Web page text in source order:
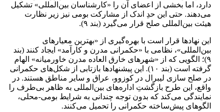
دارد، اما بخشی از اعضای آن را «کارشناسان بین‌المللی» تشکیل
می‌دهند. حتی این حدِ اندک از مشارکت بومی نیز زیر نظارت
هیئت بین‌المللی صلح قرار می‌گیرد (بند ۹).
این نهادها قرار است با بهره‌گیری از «بهترین معیارهای
بین‌المللی»، نظامی با «حکمرانی مدرن و کارآمد» ایجاد کنند (بند
۹)؛ الگویی که از «شهرهای خارق العاده‌ مدرن خاورمیانه» الهام
گرفته است (بند ۱۰). این پیشنهادها بازتابی از شکل‌های حکمرانی
در صلح سازی لیبرال در کوزوو، عراق و سایر مناطق هستند. در
واقع، این طرح بازگشتِ اداره‌های بین‌المللی به ظاهر بی‌طرف را
نمایندگی می‌کند که بدون توجه چندانی به شرایط بومی-محلی،
الگوهای پیش‌ساخته‌ حکمرانی را تحمیل می‌کنند.